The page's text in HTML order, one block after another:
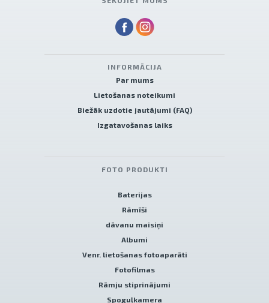
INFORMĀCIJA
Par mums
Lietošanas noteikumi
Biežāk uzdotie jautājumi (FAQ)
Izgatavošanas laiks
FOTO PRODUKTI
Baterijas
Rāmīši
dāvanu maisiņi
Albumi
Venr. lietošanas fotoaparāti
Fotofilmas
Rāmju stiprinājumi
Spoguļkamera